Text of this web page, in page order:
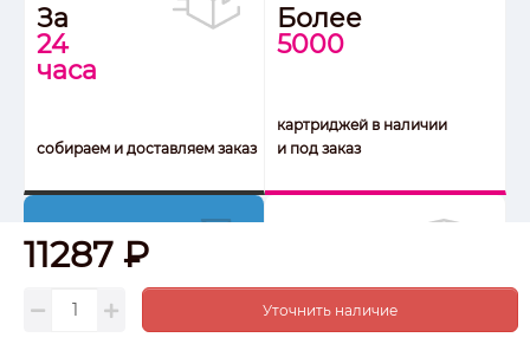
11287 ₽
Уточнить наличие
За
24
часа
собираем и доставляем заказ
Более
5000
картриджей в наличии
и под заказ
7
дней